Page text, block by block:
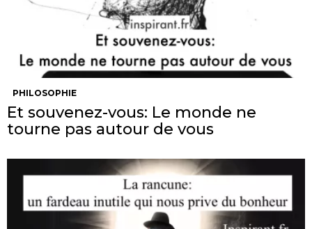
PHILOSOPHIE
Et souvenez-vous: Le monde ne
tourne pas autour de vous